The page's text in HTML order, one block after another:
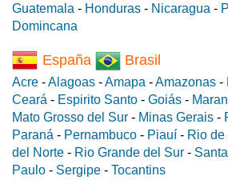
Guatemala - Honduras - Nicaragua -
Domincana
España Brasil
Acre -Alagoas -Amapa -Amazonas -
Ceará - Espirito Santo - Goiás -
Mato Grosso del Sur - Minas Gerais -
Paraná - Pernambuco - Piauí - Rio
del Norte - Rio Grande del Sur -
Paulo - Sergipe - Tocantins